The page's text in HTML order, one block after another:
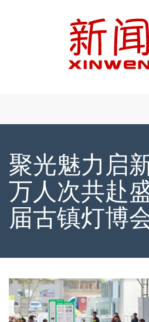
Menu
聚光魅力启
万人次共赴
届古镇灯博